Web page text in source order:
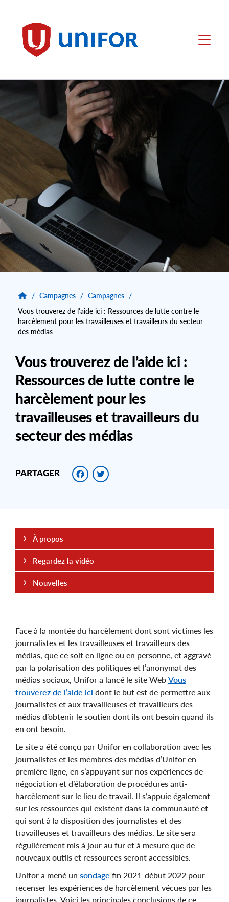
Unifor Menu
/ Campagnes / Campagnes /
Vous trouverez de l’aide ici : Ressources de lutte contre le
harcèlement pour les travailleuses et travailleurs du secteur
des médias
Vous trouverez de l’aide ici :
Ressources de lutte contre le
harcèlement pour les
travailleuses et travailleurs du
secteur des médias
PARTAGER Facebook
Face à la montée du harcèlement dont sont victimes les
journalistes et les travailleuses et travailleurs des
médias, que ce soit en ligne ou en personne, et aggravé
par la polarisation des politiques et l’anonymat des
médias sociaux, Unifor a lancé le site Web Vous
trouverez de l’aide ici dont le but est de permettre aux
journalistes et aux travailleuses et travailleurs des
médias d’obtenir le soutien dont ils ont besoin quand ils
en ont besoin.
Le site a été conçu par Unifor en collaboration avec les
journalistes et les membres des médias d’Unifor en
première ligne, en s’appuyant sur nos expériences de
négociation et d’élaboration de procédures anti-
harcèlement sur le lieu de travail. Il s’appuie également
sur les ressources qui existent dans la communauté et
qui sont à la disposition des journalistes et des
travailleuses et travailleurs des médias. Le site sera
régulièrement mis à jour au fur et à mesure que de
nouveaux outils et ressources seront accessibles.
Unifor a mené un sondage fin 2021-début 2022 pour
recenser les expériences de harcèlement vécues par les
journalistes. Voici les principales conclusions de ce
À propos
Regardez la vidéo
Nouvelles